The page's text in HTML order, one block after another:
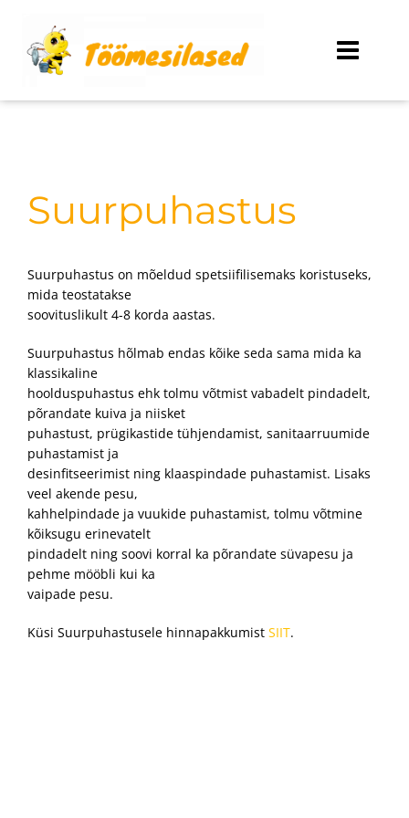
content
Suurpuhastus
Suurpuhastus on mõeldud spetsiifilisemaks koristuseks,
mida teostatakse
soovituslikult 4-8 korda aastas.
Suurpuhastus hõlmab endas kõike seda sama mida ka
klassikaline
hoolduspuhastus ehk tolmu võtmist vabadelt pindadelt,
põrandate kuiva ja niisket
puhastust, prügikastide tühjendamist, sanitaarruumide
puhastamist ja
desinfitseerimist ning klaaspindade puhastamist. Lisaks
veel akende pesu,
kahhelpindade ja vuukide puhastamist, tolmu võtmine
kõiksugu erinevatelt
pindadelt ning soovi korral ka põrandate süvapesu ja
pehme mööbli kui ka
vaipade pesu.
Küsi Suurpuhastusele hinnapakkumist SIIT.